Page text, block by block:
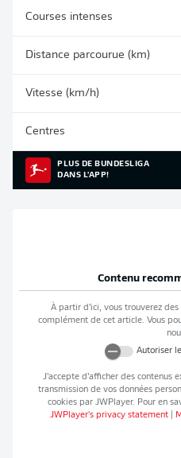
Courses intenses
Distance parcourue (km)
Vitesse (km/h)
Centres
PLUS DE BUNDESLIGA
DANS L'APP!
Contenu
À partir d’ici, vous trouverez
complément de cet article. Vous
Autoriser
J’accepte d’afficher des contenus
transmission de vos données
cookies par JWPlayer. Pour en
JWPlayer's privacy statement|